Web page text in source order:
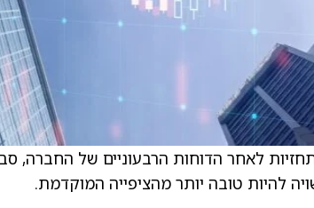
להיות טובה יותר מהציפייה המוקדמת.